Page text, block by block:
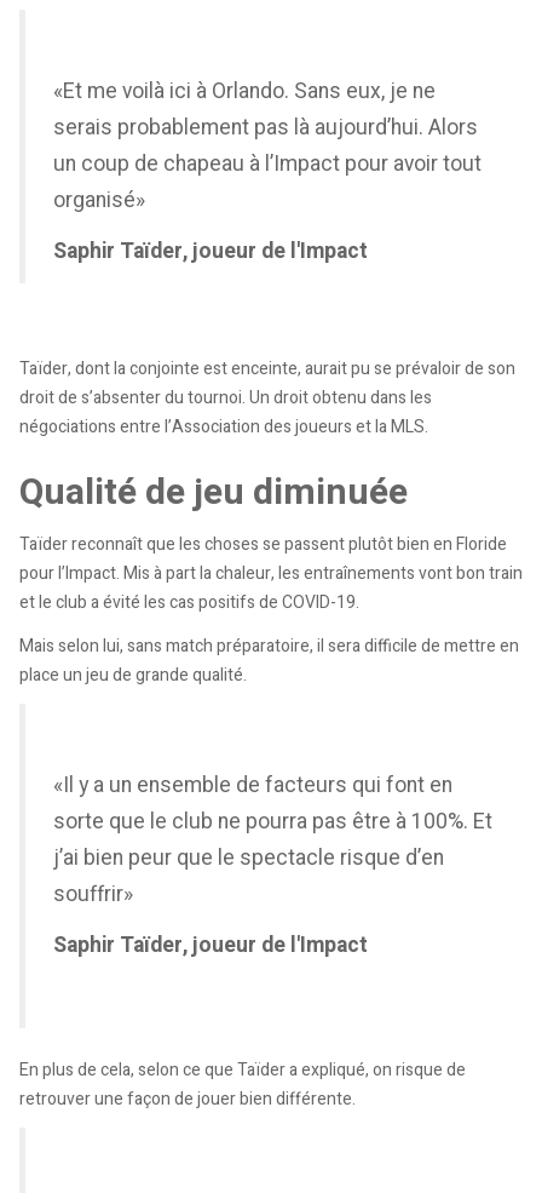
«Et me voilà ici à Orlando. Sans eux, je ne
serais probablement pas là aujourd’hui. Alors
un coup de chapeau à l’Impact pour avoir tout
organisé»
Saphir Taïder, joueur de l'Impact
Taïder, dont la conjointe est enceinte, aurait pu se prévaloir de son
droit de s’absenter du tournoi. Un droit obtenu dans les
négociations entre l’Association des joueurs et la MLS.
Qualité de jeu diminuée
Taïder reconnaît que les choses se passent plutôt bien en Floride
pour l’Impact. Mis à part la chaleur, les entraînements vont bon train
et le club a évité les cas positifs de COVID-19.
Mais selon lui, sans match préparatoire, il sera difficile de mettre en
place un jeu de grande qualité.
«Il y a un ensemble de facteurs qui font en
sorte que le club ne pourra pas être à 100%. Et
j’ai bien peur que le spectacle risque d’en
souffrir»
Saphir Taïder, joueur de l'Impact
En plus de cela, selon ce que Taïder a expliqué, on risque de
retrouver une façon de jouer bien différente.